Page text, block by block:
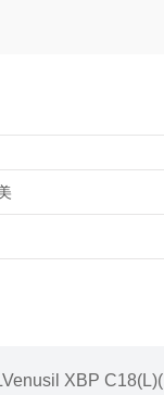
XBP C18(L)(ODS)柱